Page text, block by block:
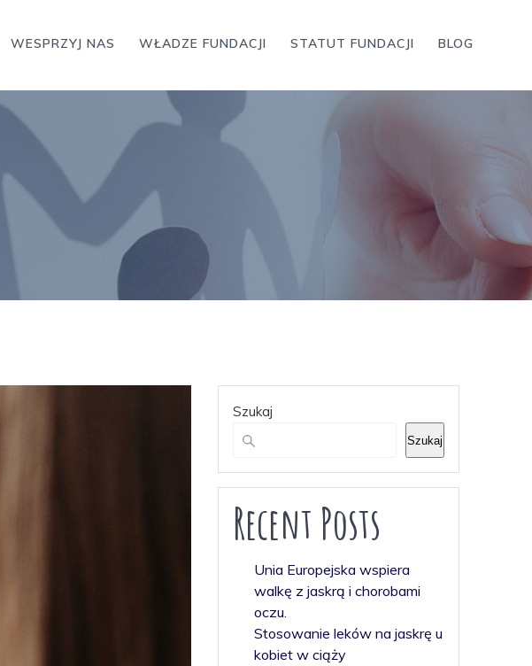
WESPRZYJ NAS WŁADZE FUNDACJI STATUT FUNDACJI BLOG
Szukaj
Szukaj
Recent Posts
Unia Europejska wspiera
walkę z jaskrą i chorobami
oczu.
Stosowanie leków na jaskrę u
kobiet w ciąży